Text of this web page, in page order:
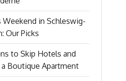
Weekend in Schleswig-
Our Picks
to Skip Hotels and
Boutique Apartment